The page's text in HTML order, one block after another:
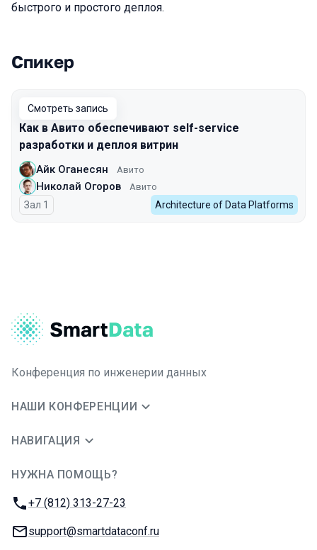
быстрого и простого деплоя.
Выступления в сезоне 2025
Спикер
Смотреть запись
Как в Авито обеспечивают self-service
разработки и деплоя витрин
Айк Оганесян Авито
Николай Огоров Авито
Зал 1 Architecture of Data Platforms
Конференция по инженерии данных
НАШИ КОНФЕРЕНЦИИ
НАВИГАЦИЯ
НУЖНА ПОМОЩЬ?
Телефон:
+7 (812) 313-27-23
E-mail:
support@smartdataconf.ru